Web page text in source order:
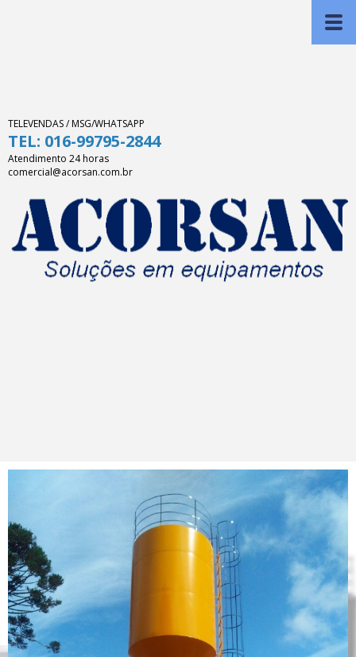
TELEVENDAS / MSG/WHATSAPP
TEL: 016-99795-2844
Atendimento 24 horas
comercial@acorsan.com.br